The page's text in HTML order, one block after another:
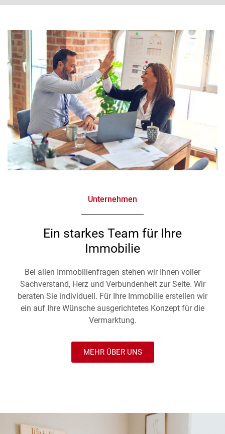
Unternehmen
Ein starkes Team für Ihre
Immobilie
Bei allen Immobilienfragen stehen wir Ihnen voller
Sachverstand, Herz und Verbundenheit zur Seite. Wir
beraten Sie individuell. Für Ihre Immobilie erstellen wir
ein auf Ihre Wünsche ausgerichtetes Konzept für die
Vermarktung.
MEHR ÜBER UNS